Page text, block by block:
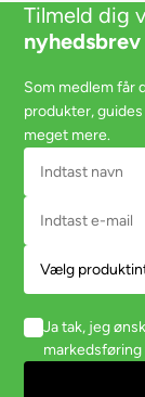
Tilmeld dig
nyhedsbrev
Som medlem får
produkter,
meget mere.
Ja tak, jeg
markedsføring